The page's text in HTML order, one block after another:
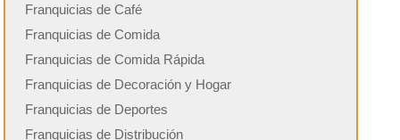
Franquicias de Café
Franquicias de Comida
Franquicias de Comida Rápida
Franquicias de Decoración y Hogar
Franquicias de Deportes
Franquicias de Distribución